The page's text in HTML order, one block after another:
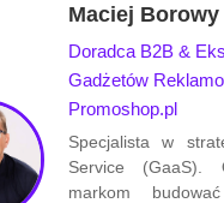
Maciej Borowy
Doradca B2B &
Gadżetów
Promoshop.pl
Specjalista w
Service (GaaS).
markom